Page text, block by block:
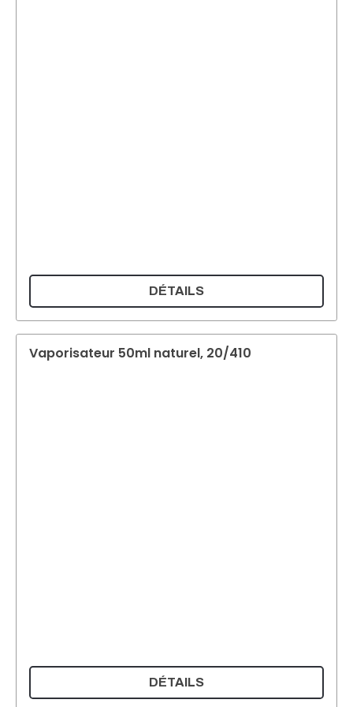
DÉTAILS
Vaporisateur 50ml naturel, 20/410
DÉTAILS